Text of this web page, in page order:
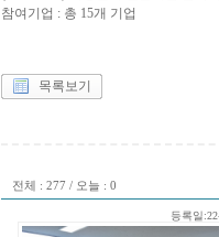
참여기업 : 총 15개 기업
목록보기
전체 : 277 / 오늘 : 0
등록일